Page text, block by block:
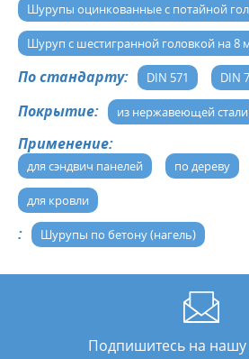
Шурупы оцинкованные с потайной
Шуруп с шестигранной головкой на 8
По стандарту: DIN 571 DIN
Покрытие: из нержавеющей стали
Применение:
для сэндвич панелей по дереву
для кровли
: Шурупы по бетону (нагель)
Подпишитесь на нашу